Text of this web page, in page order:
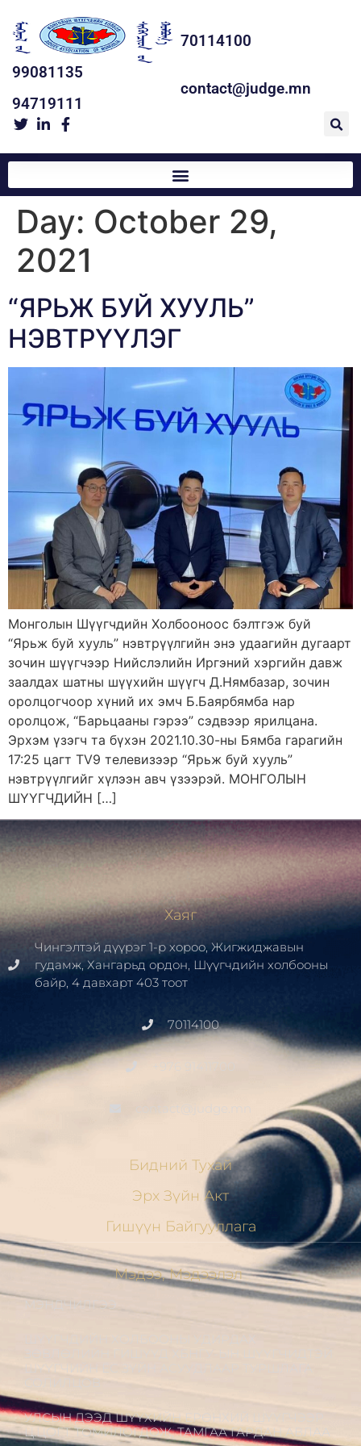
70114100
99081135
94719111
contact@judge.mn
Day: October 29,
2021
“ЯРЬЖ БУЙ ХУУЛЬ”
НЭВТРҮҮЛЭГ
Монголын Шүүгчдийн Холбооноос бэлтгэж буй
“Ярьж буй хууль” нэвтрүүлгийн энэ удаагийн дугаарт
зочин шүүгчээр Нийслэлийн Иргэний хэргийн давж
заалдах шатны шүүхийн шүүгч Д.Нямбазар, зочин
оролцогчоор хүний их эмч Б.Баярбямба нар
оролцож, “Барьцааны гэрээ” сэдвээр ярилцана.
Эрхэм үзэгч та бүхэн 2021.10.30-ны Бямба гарагийн
17:25 цагт TV9 телевизээр “Ярьж буй хууль”
нэвтрүүлгийг хүлээн авч үзээрэй. МОНГОЛЫН
ШҮҮГЧДИЙН […]
Хаяг
Чингэлтэй дүүрэг 1-р хороо, Жигжиджавын
гудамж, Хангарьд ордон, Шүүгчдийн холбооны
байр, 4 давхарт 403 тоот
70114100
contact@judge.mn
Бидний Тухай
Эрх Зүйн Акт
Гишүүн Байгууллага
Мэдээ, Мэдээлэл
МЭНДЧИЛГЭЭ
ШҮҮГЧДИЙН ХОЛБООНЫ УДИРДАХ
СОЛИЛЦОВ
УЛСЫН ДЭЭД ШҮҮХИЙН ЕРӨНХИЙ ШҮҮГЧЭЭР
Ц.ЦОГТ ТОМИЛОГДОЖ, ТАМГАА ГАРДАН АВЛАА